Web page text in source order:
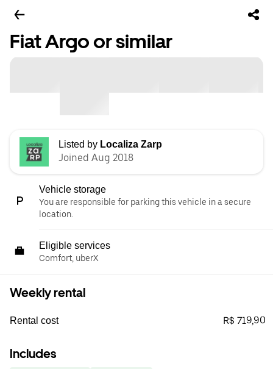
Fiat Argo or similar
Listed by Localiza Zarp
Joined Aug 2018
Vehicle storage
You are responsible for parking this vehicle in a secure
location.
Eligible services
Comfort, uberX
Weekly rental
Rental cost R$ 719,90
Includes